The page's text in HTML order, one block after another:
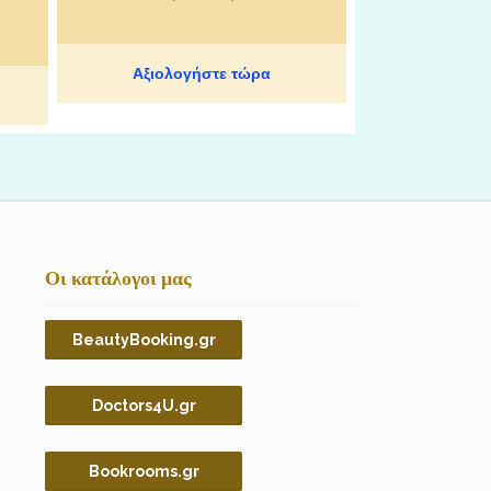
Αξιολογήστε τώρα
Οι κατάλογοι μας
BeautyBooking.gr
Doctors4U.gr
Bookrooms.gr